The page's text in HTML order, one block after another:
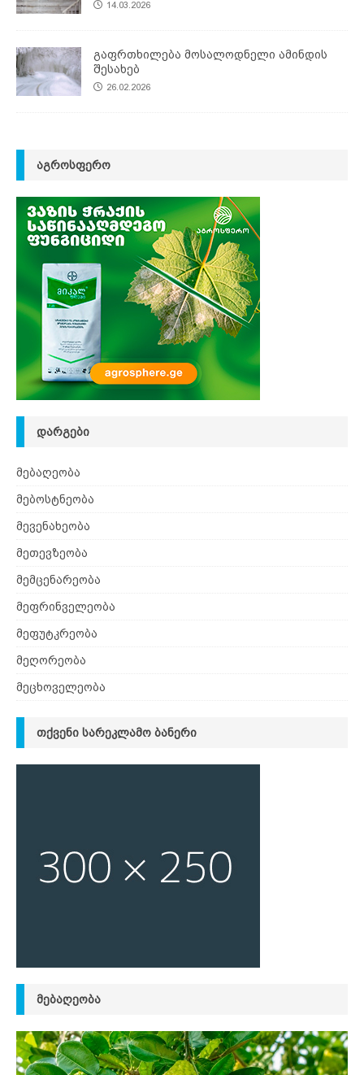
14.03.2026
გაფრთხილება მოსალოდნელი ამინდის
შესახებ
26.02.2026
ᲐᲒᲠᲝᲡᲤᲔᲠᲝ
ᲓᲐᲠᲒᲔᲑᲘ
მებაღეობა
მებოსტნეობა
მევენახეობა
მეთევზეობა
მემცენარეობა
მეფრინველეობა
მეფუტკრეობა
მეღორეობა
მეცხოველეობა
ᲗᲥᲕᲔᲜᲘ ᲡᲐᲠᲔᲙᲚᲐᲛᲝ ᲑᲐᲜᲔᲠᲘ
ᲛᲔᲑᲐᲦᲔᲝᲑᲐ